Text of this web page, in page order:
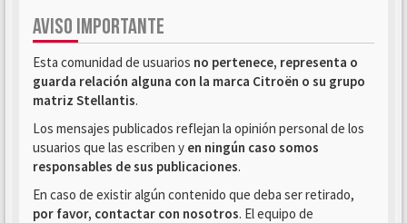
AVISO IMPORTANTE
Esta comunidad de usuarios no pertenece, representa o
guarda relación alguna con la marca Citroën o su grupo
matriz Stellantis.
Los mensajes publicados reflejan la opinión personal de los
usuarios que las escriben y en ningún caso somos
responsables de sus publicaciones.
En caso de existir algún contenido que deba ser retirado,
por favor, contactar con nosotros. El equipo de